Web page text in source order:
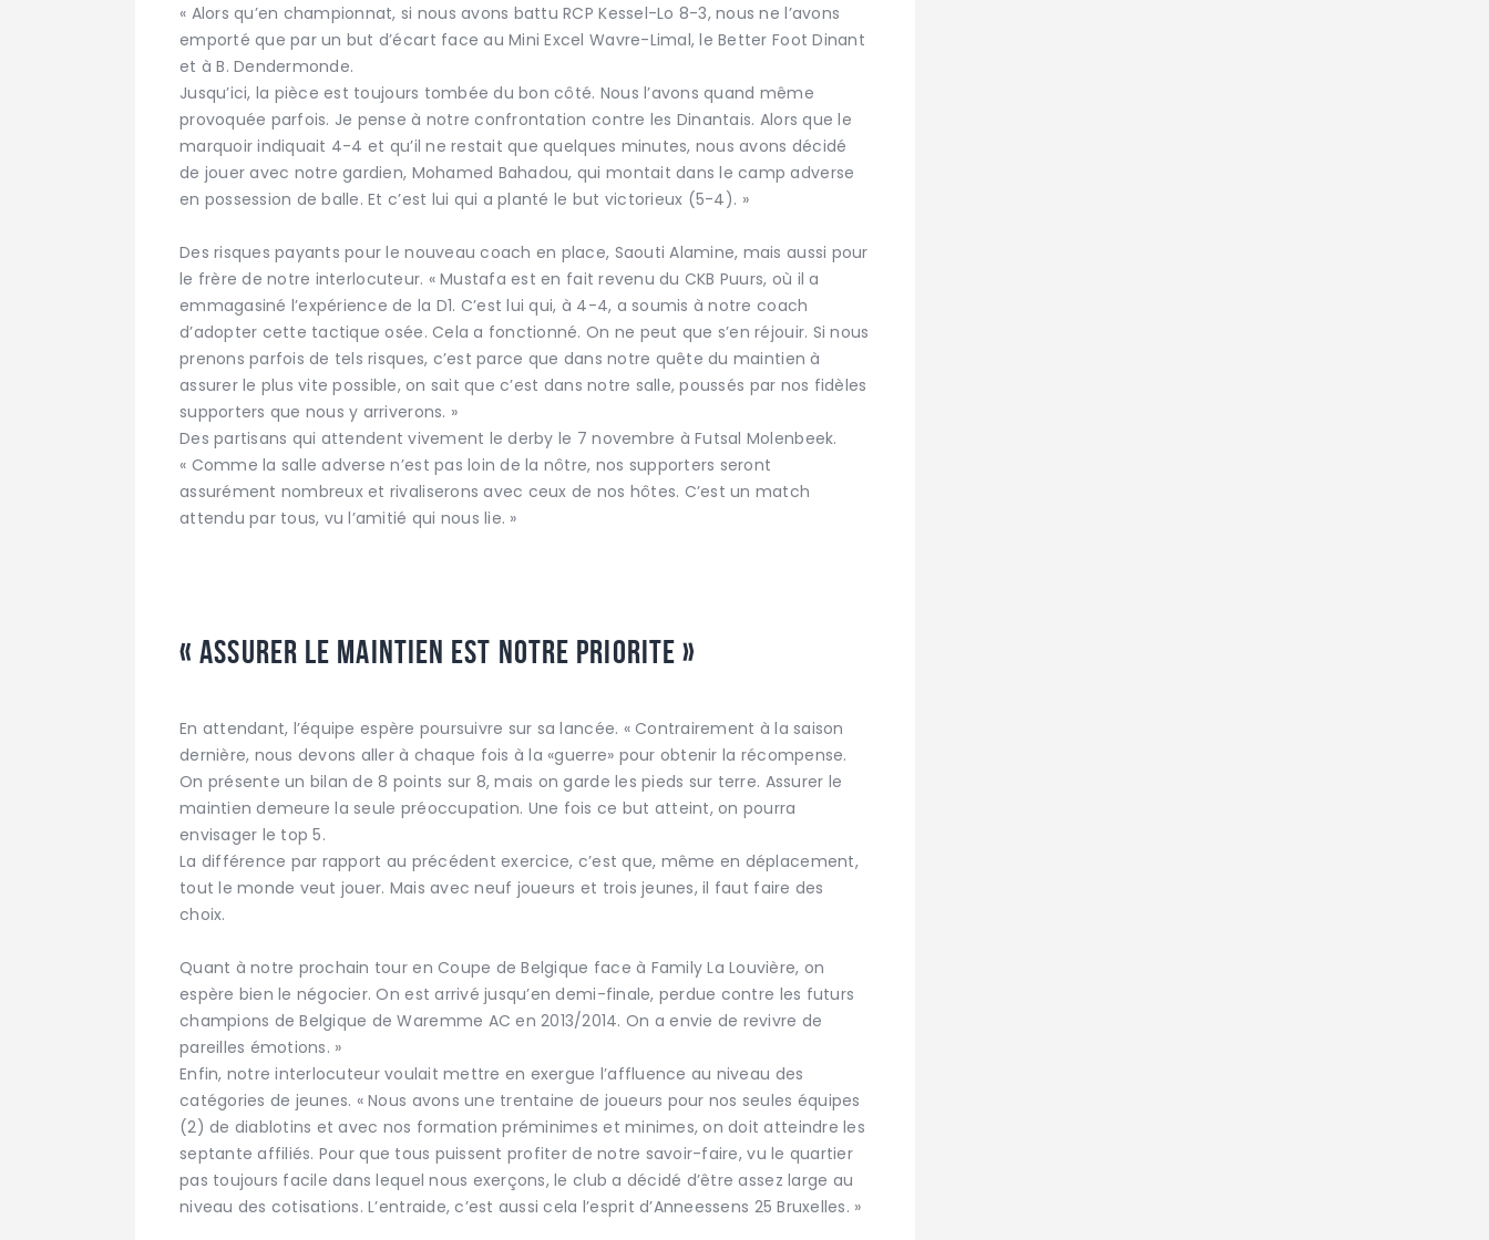
« Alors qu’en championnat, si nous avons battu RCP Kessel-Lo 8-3, nous ne l’avons
emporté que par un but d’écart face au Mini Excel Wavre-Limal, le Better Foot Dinant
et à B. Dendermonde.
Jusqu’ici, la pièce est toujours tombée du bon côté. Nous l’avons quand même
provoquée parfois. Je pense à notre confrontation contre les Dinantais. Alors que le
marquoir indiquait 4-4 et qu’il ne restait que quelques minutes, nous avons décidé
de jouer avec notre gardien, Mohamed Bahadou, qui montait dans le camp adverse
en possession de balle. Et c’est lui qui a planté le but victorieux (5-4). »
Des risques payants pour le nouveau coach en place, Saouti Alamine, mais aussi pour
le frère de notre interlocuteur. « Mustafa est en fait revenu du CKB Puurs, où il a
emmagasiné l’expérience de la D1. C’est lui qui, à 4-4, a soumis à notre coach
d’adopter cette tactique osée. Cela a fonctionné. On ne peut que s’en réjouir. Si nous
prenons parfois de tels risques, c’est parce que dans notre quête du maintien à
assurer le plus vite possible, on sait que c’est dans notre salle, poussés par nos fidèles
supporters que nous y arriverons. »
Des partisans qui attendent vivement le derby le 7 novembre à Futsal Molenbeek.
« Comme la salle adverse n’est pas loin de la nôtre, nos supporters seront
assurément nombreux et rivaliserons avec ceux de nos hôtes. C’est un match
attendu par tous, vu l’amitié qui nous lie. »
« ASSURER LE MAINTIEN EST NOTRE PRIORITE »
En attendant, l’équipe espère poursuivre sur sa lancée. « Contrairement à la saison
dernière, nous devons aller à chaque fois à la «guerre» pour obtenir la récompense.
On présente un bilan de 8 points sur 8, mais on garde les pieds sur terre. Assurer le
maintien demeure la seule préoccupation. Une fois ce but atteint, on pourra
envisager le top 5.
La différence par rapport au précédent exercice, c’est que, même en déplacement,
tout le monde veut jouer. Mais avec neuf joueurs et trois jeunes, il faut faire des
choix.
Quant à notre prochain tour en Coupe de Belgique face à Family La Louvière, on
espère bien le négocier. On est arrivé jusqu’en demi-finale, perdue contre les futurs
champions de Belgique de Waremme AC en 2013/2014. On a envie de revivre de
pareilles émotions. »
Enfin, notre interlocuteur voulait mettre en exergue l’affluence au niveau des
catégories de jeunes. « Nous avons une trentaine de joueurs pour nos seules équipes
(2) de diablotins et avec nos formation préminimes et minimes, on doit atteindre les
septante affiliés. Pour que tous puissent profiter de notre savoir-faire, vu le quartier
pas toujours facile dans lequel nous exerçons, le club a décidé d’être assez large au
niveau des cotisations. L’entraide, c’est aussi cela l’esprit d’Anneessens 25 Bruxelles. »